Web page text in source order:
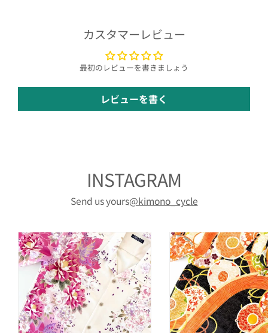
カスタマーレビュー
最初のレビューを書きましょう
レビューを書く
INSTAGRAM
Send us yours@kimono_cycle